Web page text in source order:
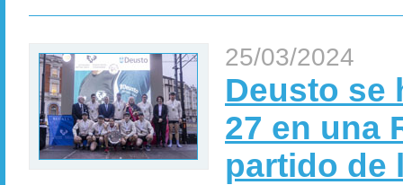
25/03/2024
Deusto se
27 en una
partido de